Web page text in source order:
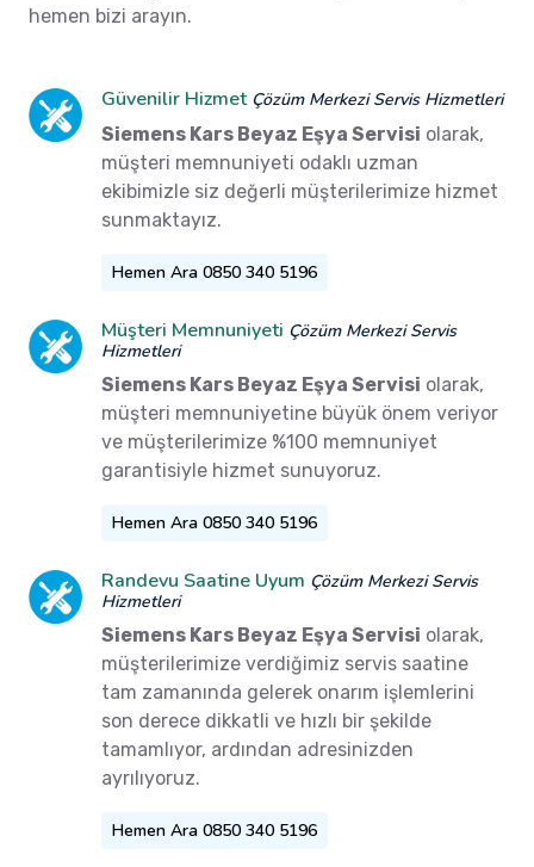
hemen bizi arayın.
Güvenilir Hizmet Çözüm Merkezi Servis Hizmetleri
Siemens Kars Beyaz Eşya Servisi olarak,
müşteri memnuniyeti odaklı uzman
ekibimizle siz değerli müşterilerimize hizmet
sunmaktayız.
Hemen Ara 0850 340 5196
Müşteri Memnuniyeti Çözüm Merkezi Servis
Hizmetleri
Siemens Kars Beyaz Eşya Servisi olarak,
müşteri memnuniyetine büyük önem veriyor
ve müşterilerimize %100 memnuniyet
garantisiyle hizmet sunuyoruz.
Hemen Ara 0850 340 5196
Randevu Saatine Uyum Çözüm Merkezi Servis
Hizmetleri
Siemens Kars Beyaz Eşya Servisi olarak,
müşterilerimize verdiğimiz servis saatine
tam zamanında gelerek onarım işlemlerini
son derece dikkatli ve hızlı bir şekilde
tamamlıyor, ardından adresinizden
ayrılıyoruz.
Hemen Ara 0850 340 5196